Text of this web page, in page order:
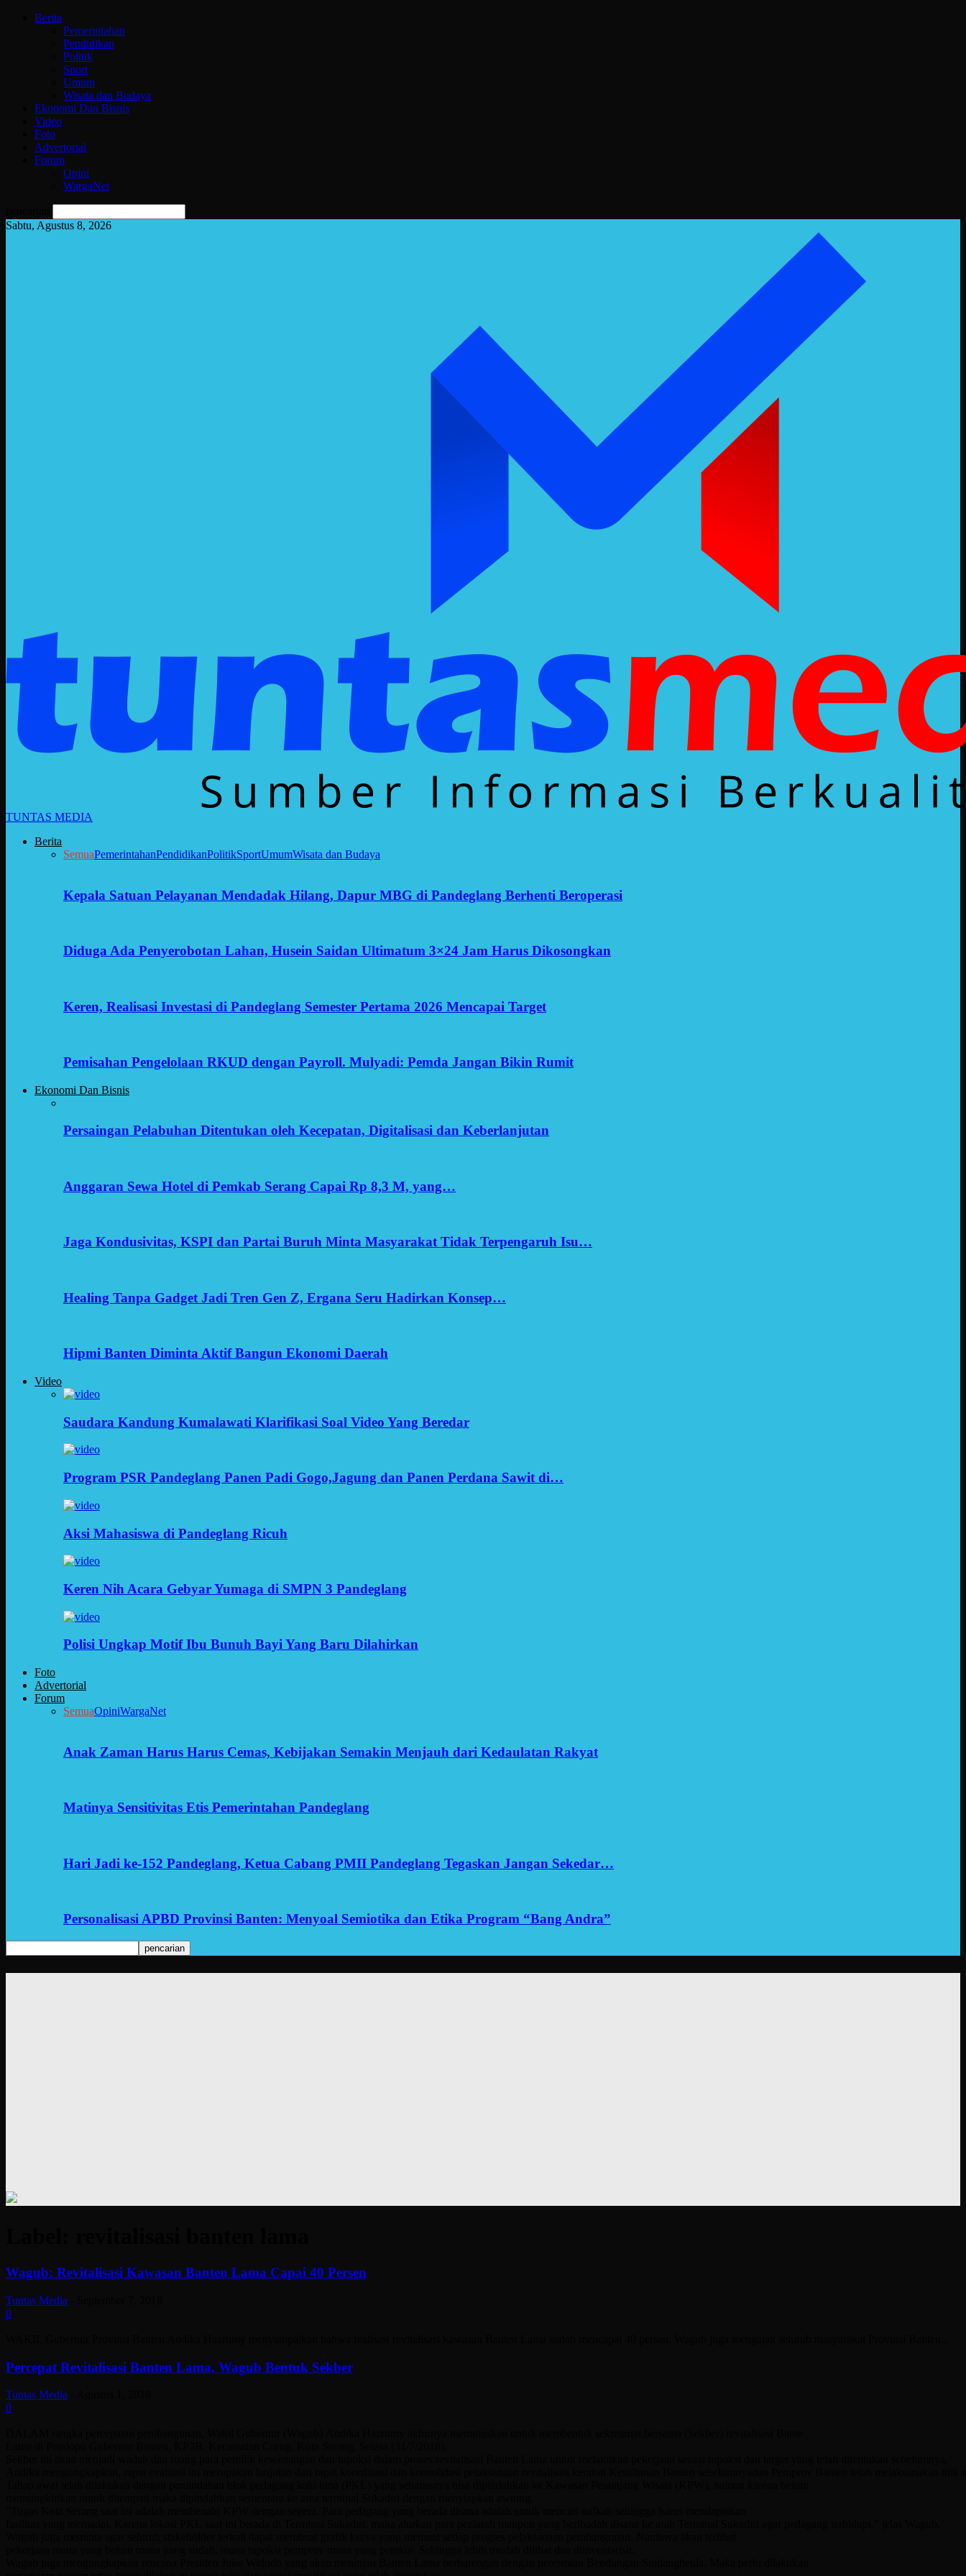
Berita
Pemerintahan
Pendidikan
Politik
Sport
Umum
Wisata dan Budaya
Ekonomi Dan Bisnis
Video
Foto
Advertorial
Forum
Opini
WargaNet
Sabtu, Agustus 8, 2026
TUNTAS MEDIA
Berita
SemuaPemerintahanPendidikanPolitikSportUmumWisata dan Budaya
Kepala Satuan Pelayanan Mendadak Hilang, Dapur MBG di Pandeglang Berhenti Beroperasi
Diduga Ada Penyerobotan Lahan, Husein Saidan Ultimatum 3×24 Jam Harus Dikosongkan
Keren, Realisasi Investasi di Pandeglang Semester Pertama 2026 Mencapai Target
Pemisahan Pengelolaan RKUD dengan Payroll. Mulyadi: Pemda Jangan Bikin Rumit
Ekonomi Dan Bisnis
Persaingan Pelabuhan Ditentukan oleh Kecepatan, Digitalisasi dan Keberlanjutan
Anggaran Sewa Hotel di Pemkab Serang Capai Rp 8,3 M, yang…
Jaga Kondusivitas, KSPI dan Partai Buruh Minta Masyarakat Tidak Terpengaruh Isu…
Healing Tanpa Gadget Jadi Tren Gen Z, Ergana Seru Hadirkan Konsep…
Hipmi Banten Diminta Aktif Bangun Ekonomi Daerah
Video
Saudara Kandung Kumalawati Klarifikasi Soal Video Yang Beredar
Program PSR Pandeglang Panen Padi Gogo,Jagung dan Panen Perdana Sawit di…
Aksi Mahasiswa di Pandeglang Ricuh
Keren Nih Acara Gebyar Yumaga di SMPN 3 Pandeglang
Polisi Ungkap Motif Ibu Bunuh Bayi Yang Baru Dilahirkan
Foto
Advertorial
Forum
SemuaOpiniWargaNet
Anak Zaman Harus Harus Cemas, Kebijakan Semakin Menjauh dari Kedaulatan Rakyat
Matinya Sensitivitas Etis Pemerintahan Pandeglang
Hari Jadi ke-152 Pandeglang, Ketua Cabang PMII Pandeglang Tegaskan Jangan Sekedar…
Personalisasi APBD Provinsi Banten: Menyoal Semiotika dan Etika Program “Bang Andra”
Wagub: Revitalisasi Kawasan Banten Lama Capai 40 Persen
Tuntas Media
0
Percepat Revitalisasi Banten Lama, Wagub Bentuk Sekber
Tuntas Media
0